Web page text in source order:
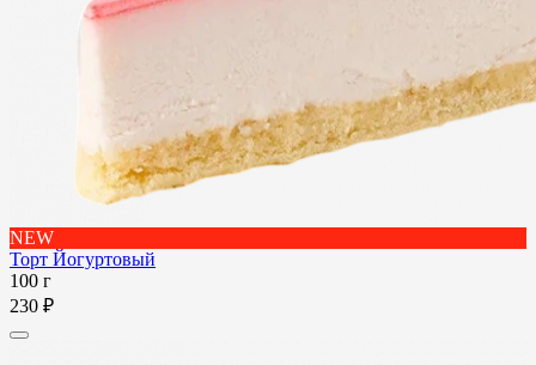
NEW
Торт Йогуртовый
100 г
230 ₽